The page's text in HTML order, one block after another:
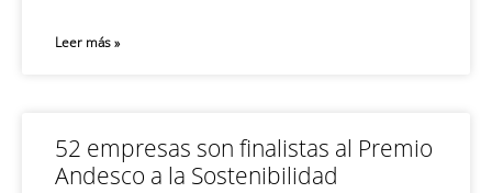
Leer más »
52 empresas son finalistas al Premio
Andesco a la Sostenibilidad